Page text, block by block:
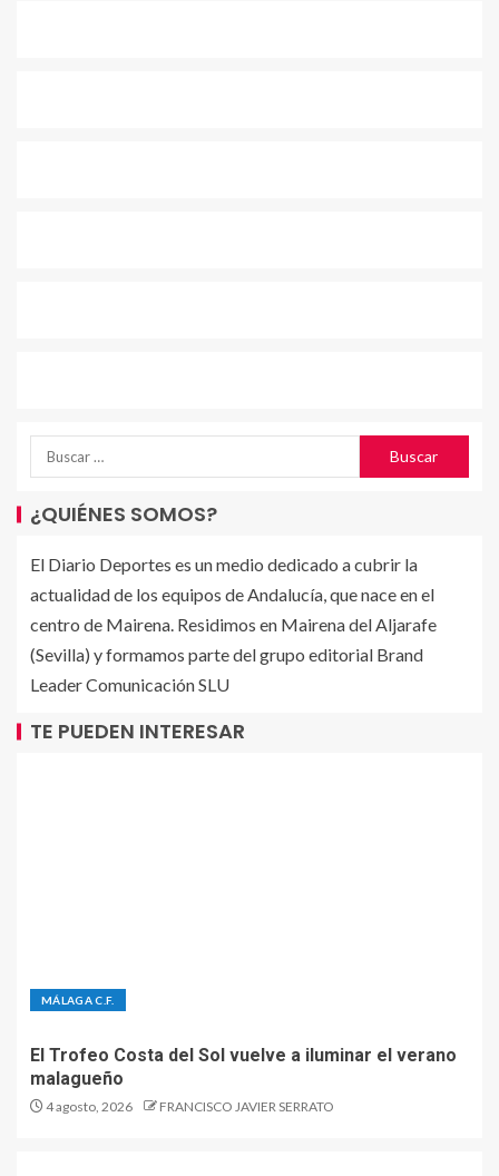
¿QUIÉNES SOMOS?
El Diario Deportes es un medio dedicado a cubrir la
actualidad de los equipos de Andalucía, que nace en el
centro de Mairena. Residimos en Mairena del Aljarafe
(Sevilla) y formamos parte del grupo editorial Brand
Leader Comunicación SLU
TE PUEDEN INTERESAR
MÁLAGA C.F.
El Trofeo Costa del Sol vuelve a iluminar el verano
malagueño
4 agosto, 2026 FRANCISCO JAVIER SERRATO